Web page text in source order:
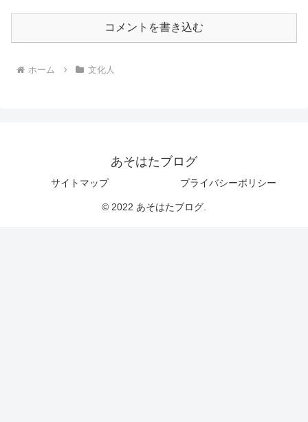
コメントを書き込む
ホーム 文化人
あそはたブログ
サイトマップ プライバシーポリシー
© 2022 あそはたブログ.